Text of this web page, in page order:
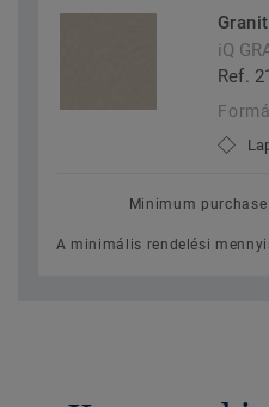
iQ
Ref.
Minimum
A minimális rendelési